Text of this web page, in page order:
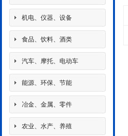
机电、仪器、设备
食品、饮料、酒类
汽车、摩托、电动车
能源、环保、节能
冶金、金属、零件
农业、水产、养殖